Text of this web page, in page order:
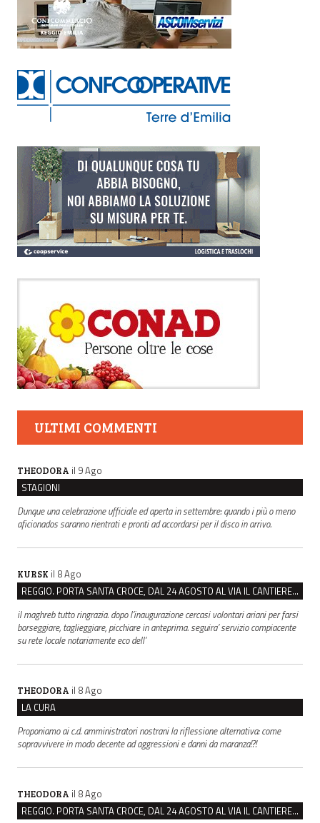
ULTIMI COMMENTI
THEODORA il 9 Ago
STAGIONI
Dunque una celebrazione ufficiale ed aperta in settembre: quando i più o meno
aficionados saranno rientrati e pronti ad accordarsi per il disco in arrivo.
KURSK il 8 Ago
REGGIO. PORTA SANTA CROCE, DAL 24 AGOSTO AL VIA IL CANTIERE PER IL NUOVO COLLETTORE FOGNARIO
il maghreb tutto ringrazia. dopo l’inaugurazione cercasi volontari ariani per farsi
borseggiare, taglieggiare, picchiare in anteprima. seguira’ servizio compiacente
su rete locale notariamente eco dell’
THEODORA il 8 Ago
LA CURA
Proponiamo ai c.d. amministratori nostrani la riflessione alternativa: come
sopravvivere in modo decente ad aggressioni e danni da maranza!?!
THEODORA il 8 Ago
REGGIO. PORTA SANTA CROCE, DAL 24 AGOSTO AL VIA IL CANTIERE PER IL NUOVO COLLETTORE FOGNARIO